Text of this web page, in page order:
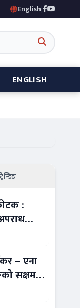
English|
ENGLISH
:
– एना
सक्षम